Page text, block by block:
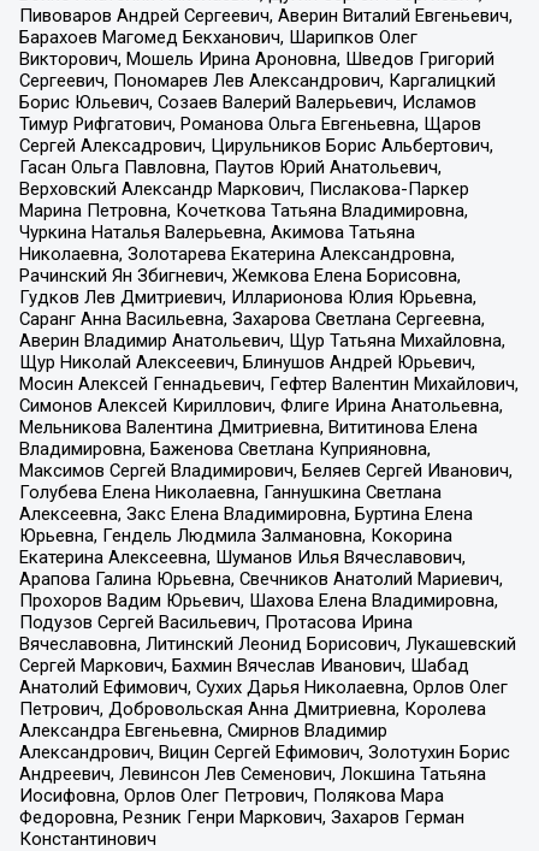
Пивоваров Андрей Сергеевич, Аверин Виталий Евгеньевич,
Барахоев Магомед Бекханович, Шарипков Олег
Викторович, Мошель Ирина Ароновна, Шведов Григорий
Сергеевич, Пономарев Лев Александрович, Каргалицкий
Борис Юльевич, Созаев Валерий Валерьевич, Исламов
Тимур Рифгатович, Романова Ольга Евгеньевна, Щаров
Сергей Алексадрович, Цирульников Борис Альбертович,
Гасан Ольга Павловна, Паутов Юрий Анатольевич,
Верховский Александр Маркович, Пислакова-Паркер
Марина Петровна, Кочеткова Татьяна Владимировна,
Чуркина Наталья Валерьевна, Акимова Татьяна
Николаевна, Золотарева Екатерина Александровна,
Рачинский Ян Збигневич, Жемкова Елена Борисовна,
Гудков Лев Дмитриевич, Илларионова Юлия Юрьевна,
Саранг Анна Васильевна, Захарова Светлана Сергеевна,
Аверин Владимир Анатольевич, Щур Татьяна Михайловна,
Щур Николай Алексеевич, Блинушов Андрей Юрьевич,
Мосин Алексей Геннадьевич, Гефтер Валентин Михайлович,
Симонов Алексей Кириллович, Флиге Ирина Анатольевна,
Мельникова Валентина Дмитриевна, Вититинова Елена
Владимировна, Баженова Светлана Куприяновна,
Максимов Сергей Владимирович, Беляев Сергей Иванович,
Голубева Елена Николаевна, Ганнушкина Светлана
Алексеевна, Закс Елена Владимировна, Буртина Елена
Юрьевна, Гендель Людмила Залмановна, Кокорина
Екатерина Алексеевна, Шуманов Илья Вячеславович,
Арапова Галина Юрьевна, Свечников Анатолий Мариевич,
Прохоров Вадим Юрьевич, Шахова Елена Владимировна,
Подузов Сергей Васильевич, Протасова Ирина
Вячеславовна, Литинский Леонид Борисович, Лукашевский
Сергей Маркович, Бахмин Вячеслав Иванович, Шабад
Анатолий Ефимович, Сухих Дарья Николаевна, Орлов Олег
Петрович, Добровольская Анна Дмитриевна, Королева
Александра Евгеньевна, Смирнов Владимир
Александрович, Вицин Сергей Ефимович, Золотухин Борис
Андреевич, Левинсон Лев Семенович, Локшина Татьяна
Иосифовна, Орлов Олег Петрович, Полякова Мара
Федоровна, Резник Генри Маркович, Захаров Герман
Константинович